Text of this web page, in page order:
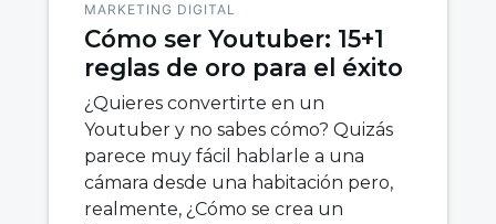
MARKETING DIGITAL
Cómo ser Youtuber: 15+1
reglas de oro para el éxito
¿Quieres convertirte en un
Youtuber y no sabes cómo? Quizás
parece muy fácil hablarle a una
cámara desde una habitación pero,
realmente, ¿Cómo se crea un